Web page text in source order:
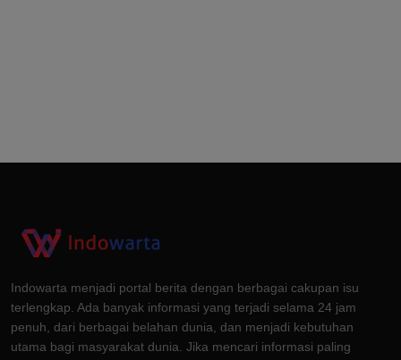
Indowarta menjadi portal berita dengan berbagai cakupan isu
terlengkap. Ada banyak informasi yang terjadi selama 24 jam
penuh, dari berbagai belahan dunia, dan menjadi kebutuhan
utama bagi masyarakat dunia. Jika mencari informasi paling